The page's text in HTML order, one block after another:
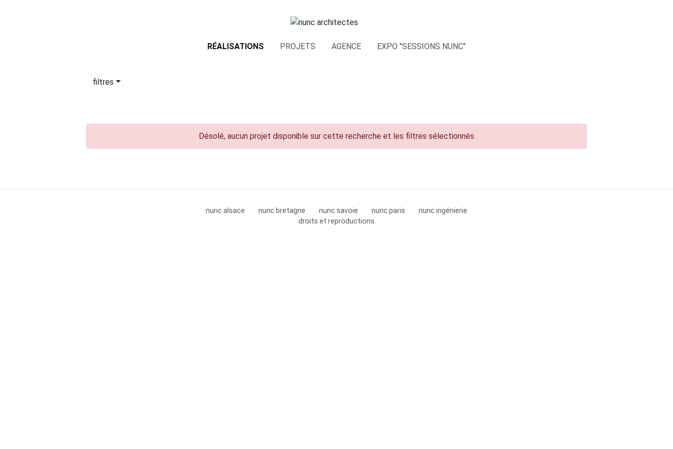
RÉALISATIONS PROJETS AGENCE EXPO "SESSIONS NUNC"
filtres
Désolé, aucun projet disponible sur cette recherche et les filtres sélectionnés
nunc alsace nunc bretagne nunc savoie nunc paris
nunc ingénierie
droits et reproductions